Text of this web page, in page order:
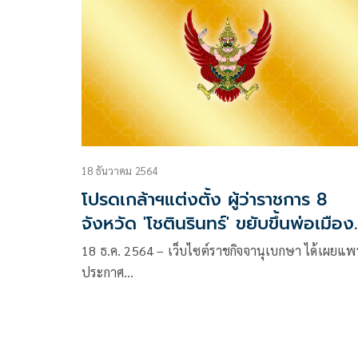
18 ธันวาคม 2564
โปรดเกล้าฯแต่งตั้ง ผู้ว่าราชการ 8
จังหวัด 'โชตินรินทร์' ขยับขึ้นพ่อเมือง
ชุมพร
18 ธ.ค. 2564 – เว็บไซต์ราชกิจจานุเบกษา ได้เผยแ
ประกาศ…